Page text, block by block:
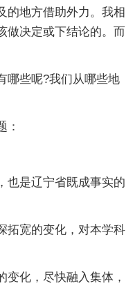
的地方借助外力。我相
做决定或下结论的。而
哪些呢?我们从哪些地
：
也是辽宁省既成事实的
拓宽的变化，对本学科
变化，尽快融入集体，